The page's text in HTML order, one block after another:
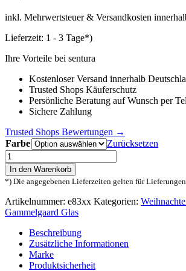
inkl. Mehrwertsteuer & Versandkosten
Lieferzeit: 1 - 3 Tage*)
Ihre Vorteile bei sentura
Kostenloser Versand innerhalb
Trusted Shops Käuferschutz
Persönliche Beratung auf Wunsch per
Sichere Zahlung
Trusted Shops Bewertungen →
Farbe
Zurücksetzen
Gammelgaard
Glas
Engel
UNIKA
Menge
In den Warenkorb
*) Die angegebenen Lieferzeiten gelten für
Artikelnummer: e83xx Kategorien:
Gammelgaard Glas
Beschreibung
Zusätzliche Informationen
Marke
Produktsicherheit